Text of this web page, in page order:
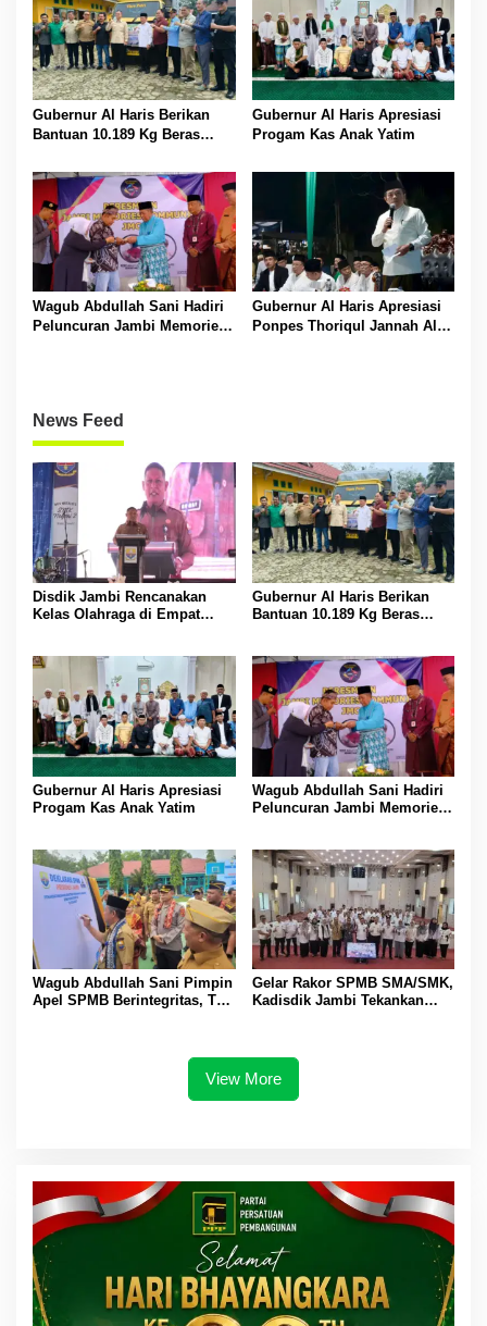
Gubernur Al Haris Berikan
Bantuan 10.189 Kg Beras
Sarolangun
Gubernur Al Haris Apresiasi
Progam Kas Anak Yatim
Wagub Abdullah Sani Hadiri
Peluncuran Jambi Memories
Gubernur Al Haris Apresiasi
Ponpes Thoriqul Jannah Al-
News Feed
Disdik Jambi Rencanakan
Kelas Olahraga di Empat
Gubernur Al Haris Berikan
Bantuan 10.189 Kg Beras
Gubernur Al Haris Apresiasi
Progam Kas Anak Yatim
Wagub Abdullah Sani Hadiri
Peluncuran Jambi Memories
Wagub Abdullah Sani Pimpin
Apel SPMB Berintegritas, Tak
Gelar Rakor SPMB SMA/SMK,
Kadisdik Jambi Tekankan
View More